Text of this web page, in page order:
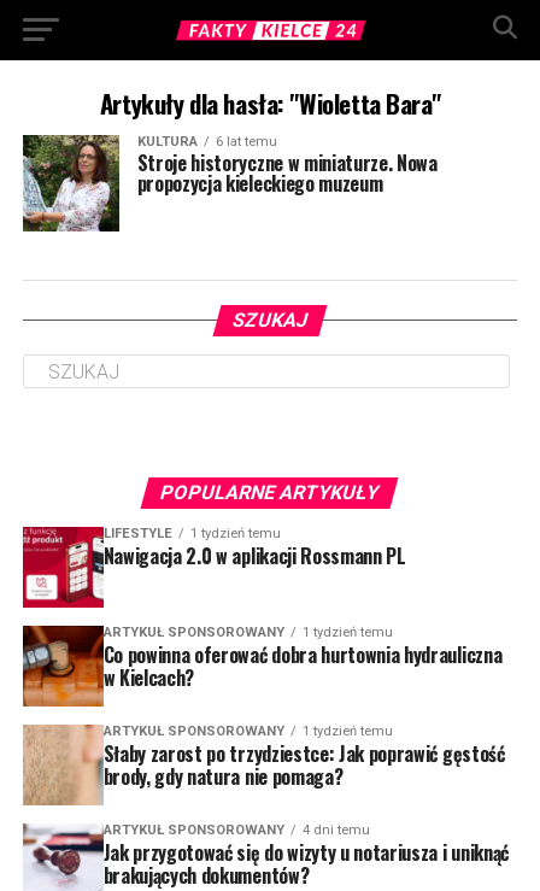
Artykuły dla hasła: "Wioletta Bara"
KULTURA 6 lat temu
Stroje historyczne w miniaturze. Nowa
propozycja kieleckiego muzeum
SZUKAJ
POPULARNE ARTYKUŁY
LIFESTYLE 1 tydzień temu
Nawigacja 2.0 w aplikacji Rossmann PL
ARTYKUŁ SPONSOROWANY 1 tydzień temu
Co powinna oferować dobra hurtownia hydrauliczna
w Kielcach?
ARTYKUŁ SPONSOROWANY 1 tydzień temu
Słaby zarost po trzydziestce: Jak poprawić gęstość
brody, gdy natura nie pomaga?
ARTYKUŁ SPONSOROWANY 4 dni temu
Jak przygotować się do wizyty u notariusza i uniknąć
brakujących dokumentów?